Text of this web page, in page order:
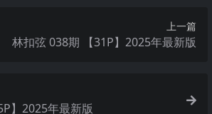
上一篇
林扣弦 038期 【31P】2025年最新版
35P】2025年最新版